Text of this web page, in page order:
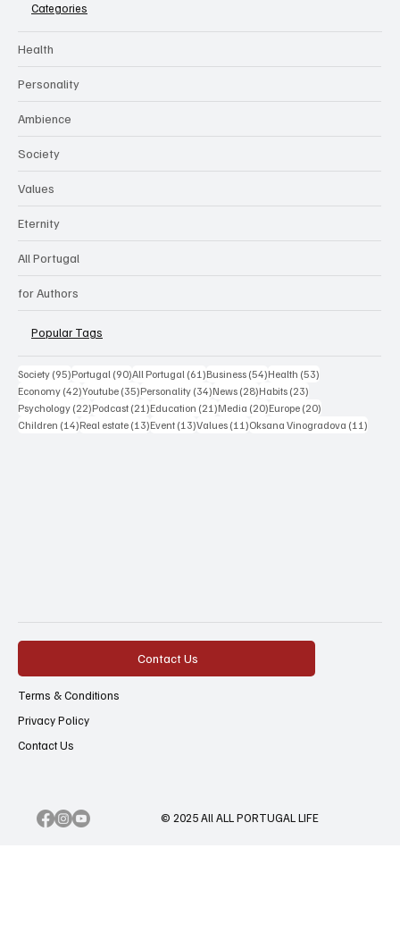
Categories
Health
Personality
Ambience
Society
Values
Eternity
All Portugal
for Authors
Popular Tags
Society (95)95 posts
Portugal (90)90 posts
All Portugal (61)61 posts
Business (54)54 posts
Health (53)
Economy (42)42 posts
Youtube (35)35 posts
Personality (34)34 posts
News (28)28 posts
Habits (23)
Psychology (22)22 posts
Podcast (21)21 posts
Education (21)21 posts
Media (20)20 posts
Europe (20)
Children (14)14 posts
Real estate (13)13 posts
Event (13)13 posts
Values (11)11 posts
Oksana Vinogradova (11)
© 2025 All ALL PORTUGAL LIFE
Contact Us
Terms & Conditions
Privacy Policy
Contact Us